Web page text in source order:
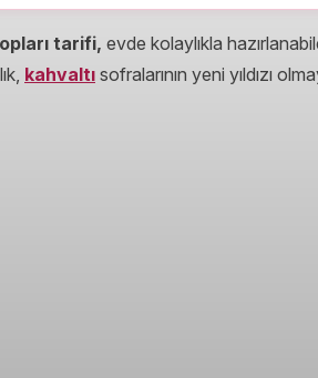
tarifi, evde kolaylıkla
kahvaltı sofralarının yeni yıldızı